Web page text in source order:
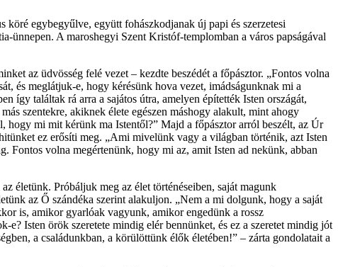
egybegyűlve, együtt fohászkodjanak új papi és szerzetesi
ünnepen. A maroshegyi Szent Kristóf-templomban a város papságával
az üdvösség felé vezet – kezdte beszédét a főpásztor. „Fontos volna
és meglátjuk-e, hogy kérésünk hova vezet, imádságunknak mi a
így találtak rá arra a sajátos útra, amelyen építették Isten országát,
szentekre, akiknek élete egészen máshogy alakult, mint ahogy
mi mit kérünk ma Istentől?” Majd a főpásztor arról beszélt, az Úr
ez erősíti meg. „Ami mivelünk vagy a világban történik, azt Isten
Fontos volna megértenünk, hogy mi az, amit Isten ad nekünk, abban
életünk. Próbáljuk meg az élet történéseiben, saját magunk
az Ő szándéka szerint alakuljon. „Nem a mi dolgunk, hogy a saját
is, amikor gyarlóak vagyunk, amikor engedünk a rossz
e? Isten örök szeretete mindig elér bennünket, és ez a szeretet mindig jót
a családunkban, a körülöttünk élők életében!” – zárta gondolatait a